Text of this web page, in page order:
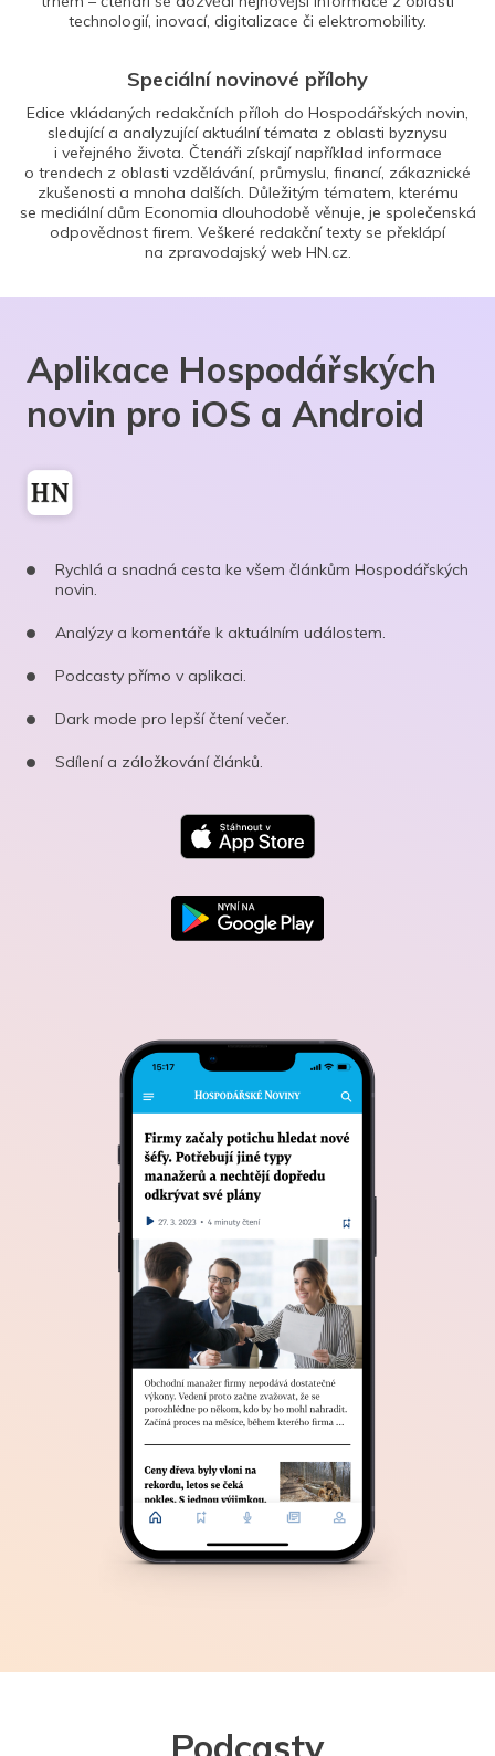
technologií, inovací, digitalizace či elektromobility.
Speciální novinové přílohy
Edice vkládaných redakčních příloh do Hospodářských novin,
sledující a analyzující aktuální témata z oblasti byznysu
i veřejného života. Čtenáři získají například informace
o trendech z oblasti vzdělávání, průmyslu, financí, zákaznické
zkušenosti a mnoha dalších. Důležitým tématem, kterému
se mediální dům Economia dlouhodobě věnuje, je společenská
odpovědnost firem. Veškeré redakční texty se překlápí
na zpravodajský web HN.cz.
Aplikace Hospodářských
novin pro iOS a Android
Rychlá a snadná cesta ke všem článkům Hospodářských
novin.
Analýzy a komentáře k aktuálním událostem.
Podcasty přímo v aplikaci.
Dark mode pro lepší čtení večer.
Sdílení a záložkování článků.
Podcasty